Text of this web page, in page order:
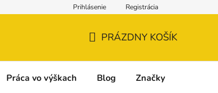
Reklamácia a vrátenie tovaru
Prihlásenie Registrácia
KOŠÍK
PRÁZDNY KOŠÍK
Práca vo výškach Blog Značky